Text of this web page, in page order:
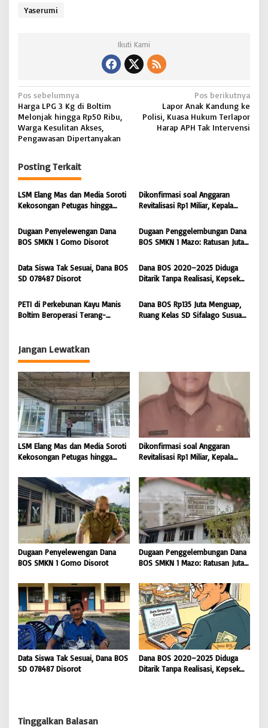
Yaserumi
Ikuti Kami
N
a
v
g
a
s
p
o
s
Pos sebelumnya
Harga LPG 3 Kg di Boltim
Melonjak hingga Rp50 Ribu,
Warga Kesulitan Akses,
Pengawasan Dipertanyakan
Pos berikutnya
Lapor Anak Kandung ke
Polisi, Kuasa Hukum Terlapor
Harap APH Tak Intervensi
Posting Terkait
LSM Elang Mas dan Media Soroti
Kekosongan Petugas hingga
Perpustakaan Nias Utara
Dikonfirmasi soal Anggaran
Revitalisasi Rp1 Miliar, Kepala
Hiliuso Bungkam
Dugaan Penyelewengan Dana
BOS SMKN 1 Gomo Disorot
Dugaan Penggelembungan Dana
BOS SMKN 1 Mazo: Ratusan Juta
Data Siswa Tak Sesuai, Dana BOS
SD 078487 Disorot
Dana BOS 2020–2025 Diduga
Ditarik Tanpa Realisasi, Kepsek
Dikonfirmasi
PETI di Perkebunan Kayu Manis
Boltim Beroperasi Terang-
Dana BOS Rp135 Juta Menguap,
Ruang Kelas SD Sifalago Susua
Jangan Lewatkan
LSM Elang Mas dan Media Soroti
Kekosongan Petugas hingga
Perpustakaan Nias Utara
Dikonfirmasi soal Anggaran
Revitalisasi Rp1 Miliar, Kepala
Hiliuso Bungkam
Dugaan Penyelewengan Dana
BOS SMKN 1 Gomo Disorot
Dugaan Penggelembungan Dana
BOS SMKN 1 Mazo: Ratusan Juta
Data Siswa Tak Sesuai, Dana BOS
SD 078487 Disorot
Dana BOS 2020–2025 Diduga
Ditarik Tanpa Realisasi, Kepsek
Tinggalkan Balasan